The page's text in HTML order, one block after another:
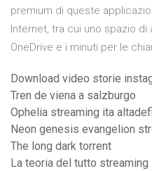
premium di queste
Internet, tra cui uno spazio
OneDrive e i minuti per le
Download video storie
Tren de viena a salzburgo
Ophelia streaming ita
Neon genesis evangelion
The long dark torrent
La teoria del tutto streaming